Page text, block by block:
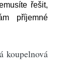
řešit,
příjemné
koupelnová